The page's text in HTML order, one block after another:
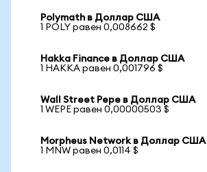
Polymath в Доллар США
1 POLY равен 0,008662 $
Hakka Finance в Доллар США
1 HAKKA равен 0,001796 $
Wall Street Pepe в Доллар США
1 WEPE равен 0,00000503 $
Morpheus Network в Доллар США
1 MNW равен 0,0114 $